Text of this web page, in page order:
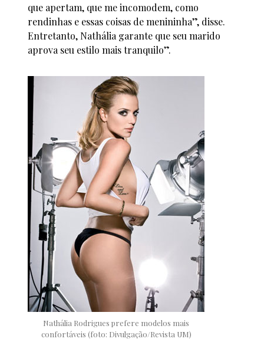
que apertam, que me incomodem, como
rendinhas e essas coisas de menininha”, disse.
Entretanto, Nathália garante que seu marido
aprova seu estilo mais tranquilo”.
Nathália Rodrigues prefere modelos mais
confortáveis (foto: Divulgação/Revista UM)